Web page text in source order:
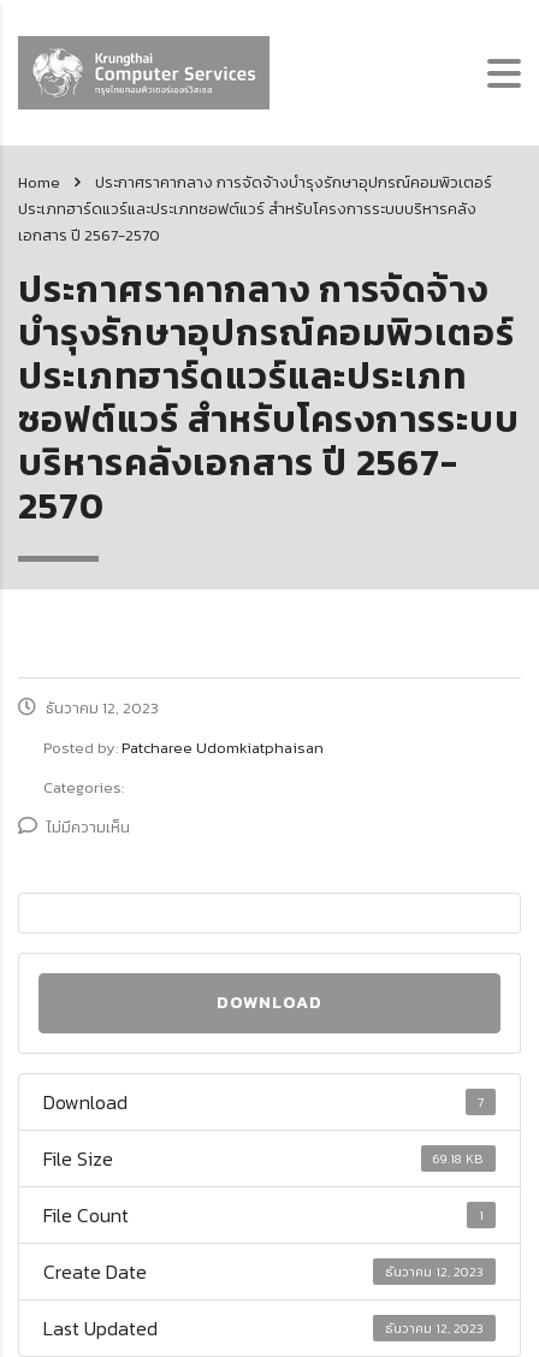
Home
ประกาศราคากลาง การจัดจ้างบำรุงรักษาอุปกรณ์คอมพิวเตอร์
ประเภทฮาร์ดแวร์และประเภทซอฟต์แวร์ สำหรับโครงการระบบบริหารคลัง
เอกสาร ปี 2567-2570
ประกาศราคากลาง การจัดจ้าง
บำรุงรักษาอุปกรณ์คอมพิวเตอร์
ประเภทฮาร์ดแวร์และประเภท
ซอฟต์แวร์ สำหรับโครงการระบบ
บริหารคลังเอกสาร ปี 2567-
2570
ธันวาคม 12, 2023
Posted by:Patcharee Udomkiatphaisan
Categories:
ไม่มีความเห็น
DOWNLOAD
Download 7
File Size 69.18 KB
File Count 1
Create Date ธันวาคม 12, 2023
Last Updated ธันวาคม 12, 2023